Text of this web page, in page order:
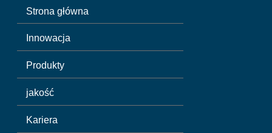
Strona główna
Innowacja
Produkty
jakość
Kariera